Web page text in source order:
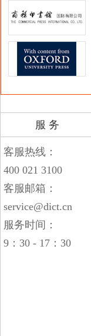
服 务
客服热线：
400 021 3100
客服邮箱：
service@dict.cn
服务时间：
9：30 - 17：30